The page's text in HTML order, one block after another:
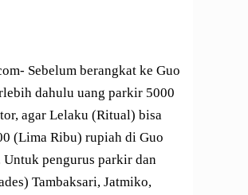
Sebelum berangkat ke Guo
dahulu uang parkir 5000
agar Lelaku (Ritual) bisa
(Lima Ribu) rupiah di Guo
pengurus parkir dan
Tambaksari, Jatmiko,